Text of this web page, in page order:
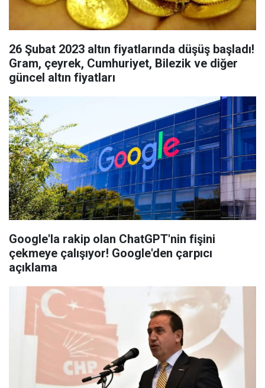
26 Şubat 2023 altın fiyatlarında düşüş başladı!
Gram, çeyrek, Cumhuriyet, Bilezik ve diğer
güncel altın fiyatları
Google'la rakip olan ChatGPT'nin fişini
çekmeye çalışıyor! Google'den çarpıcı
açıklama